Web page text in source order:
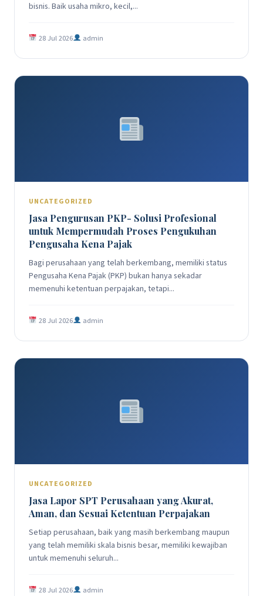
bisnis. Baik usaha mikro, kecil,...
28 Jul 2026 admin
UNCATEGORIZED
Jasa Pengurusan PKP- Solusi Profesional
untuk Mempermudah Proses Pengukuhan
Pengusaha Kena Pajak
Bagi perusahaan yang telah berkembang, memiliki status
Pengusaha Kena Pajak (PKP) bukan hanya sekadar
memenuhi ketentuan perpajakan, tetapi...
28 Jul 2026 admin
UNCATEGORIZED
Jasa Lapor SPT Perusahaan yang Akurat,
Aman, dan Sesuai Ketentuan Perpajakan
Setiap perusahaan, baik yang masih berkembang maupun
yang telah memiliki skala bisnis besar, memiliki kewajiban
untuk memenuhi seluruh...
28 Jul 2026 admin